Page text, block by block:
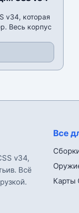
v34, которая
Весь корпус
v34,
Всё
Все
Карты